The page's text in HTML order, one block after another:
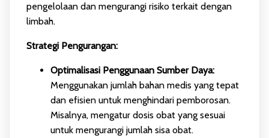
pengelolaan dan mengurangi risiko terkait dengan
limbah.
Strategi Pengurangan:
Optimalisasi Penggunaan Sumber Daya:
Menggunakan jumlah bahan medis yang tepat
dan efisien untuk menghindari pemborosan.
Misalnya, mengatur dosis obat yang sesuai
untuk mengurangi jumlah sisa obat.